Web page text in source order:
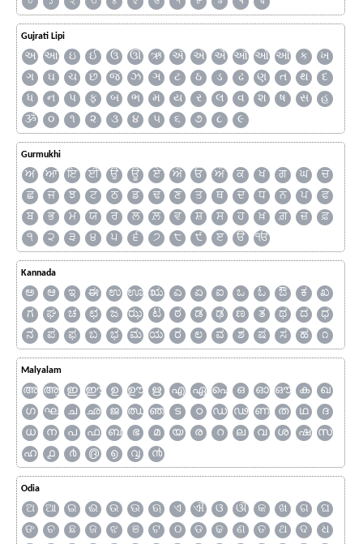
Gujrati Lipi
અ આ ઇ ઈ ઉ ઊ ઋ ઍ એ ઐ ઑ ઓ ઔ ક
ખ
ગ
ઘ ચ છ જ ઝ ઞ ટ ઠ ડ ઢ ણ ત થ
દ
ધ
ન પ ફ બ ભ મ ય ર લ વ શ ષ સ
હ
ૐ
૦ ૧ ૨ ૩ ૪ ૫ ૬ ૭ ૮ ૯
Gurmukhi
ਅ ਆ ਇ ਈ ਉ ਊ ਏ ਐ ਓ ਔ ਕ ਖ ਗ ਘ
ਚ
ਛ
ਜ ਝ ਟ ਠ ਡ ਢ ਣ ਤ ਥ ਦ ਧ ਨ ਪ
ਫ
ਬ
ਭ ਮ ਯ ਰ ਲ ਲ਼ ਵ ਸ਼ ਸ ਹ ਖ਼ ਗ਼ ਜ਼
ਫ਼
੧
੨ ੩ ੪ ੫ ੬ ੭ ੮ ੯ ੲ ੳ ੴ
Kannada
ಅ ಆ ಇ ಈ ಉ ಊ ಋ ಎ ಏ ಐ ಒ ಓ ಔ ಕ
ಖ
ಗ
ಘ ಚ ಛ ಜ ಝ ಟ ಠ ಡ ಢ ಣ ತ ಥ ದ
ಧ
ನ
ಪ ಫ ಬ ಭ ಮ ಯ ರ ಲ ವ ಶ ಷ ಸ ಹ ೧
Malyalam
അ ആ ഇ ഈ ഉ ഊ ഋ എ ഏ ഐ ഒ ഓ ഔ ക
ഖ
ഗ
ഘ ച ഛ ജ ഝ ഞ ട ഠ ഡ ഢ ണ ത ഥ
ദ
ധ
ന പ ഫ ബ ഭ മ യ ര റ ല വ ശ ഷ
സ
ഹ
൧ ൪ ൫ ൭ ൮ ൯
Odia
ଅ ଆ ଇ ଈ ଉ ଊ ଋ ଏ ଐ ଓ ଔ କ ଖ ଗ
ଘ
ଙ
ଚ ଛ ଜ ଝ ଞ ଟ ଠ ଡ ଢ ଣ ତ ଥ ଦ
ଧ